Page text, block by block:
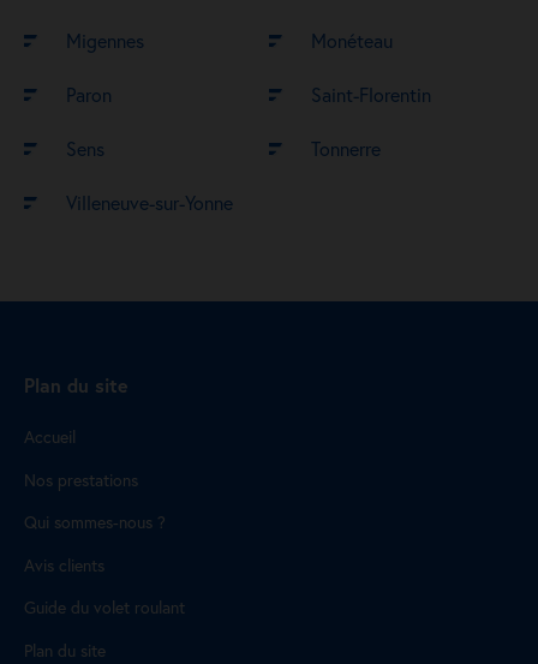
Migennes Monéteau
Paron Saint-Florentin
Sens Tonnerre
Villeneuve-sur-Yonne
Plan du site
Accueil
Nos prestations
Qui sommes-nous ?
Avis clients
Guide du volet roulant
Plan du site